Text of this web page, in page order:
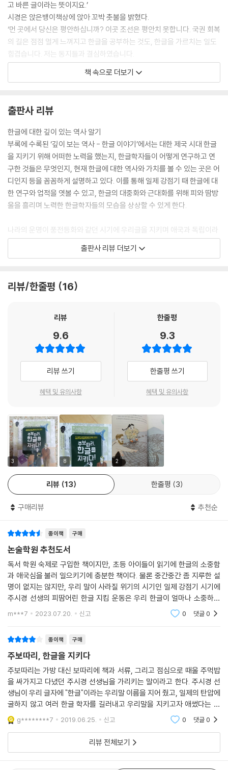
고 바른 글이라는 뜻이지요.’
시경은 앉은뱅이책상에 앉아 꼬박 촛불을 밝혔다.
‘먼 곳에서 당신은 평안하십니까? 이곳 조선은 평안치 못합니다. 국권 회복
의 길은 점점 멀게 느껴지고 한글을 공부하는 것도, 한글을 가르치는 일도
힘겹습니다. 저는 동지들과 결심하였습니다.
나라를 되찾는 그날까지 이 한 몸을 바치겠다고. 어린아이들과 아내가 눈
에 밟히지만, 사랑하는 이들에게 치욕스런 나라를 물려주고 싶지는 않습니
정이 저와 같았을까요? 저도 길을 떠나려 합니다. 독립의 그날이 오지 않으
면 우리글과 말을 지킬 수 없으니까요.’
--- 본문 중에서
책 속으로 더보기
출판사 리뷰
한글에 대한 깊이 있는 역사 알기
부록에 수록된 ‘깊이 보는 역사 - 한글 이야기’에서는 대한 제국 시대 한글
을 지키기 위해 어떠한 노력을 했는지, 한글학자들이 어떻게 연구하고 연
구한 것들은 무엇인지, 현재 한글에 대한 역사와 가치를 볼 수 있는 곳은 어
디인지 등을 꼼꼼하게 설명하고 있다. 이를 통해 일제 강점기 때 한글에 대
한 연구와 업적을 엿볼 수 있고, 한글의 대중화와 근대화를 위해 피와 땀방
울을 흘리며 노력한 한글학자들의 모습을 상상할 수 있게 한다.
나라의 운명이 풍전등화와 같던 시기에 우리글을 지키며 애국과 독립이라
는 주요한 가치를 널리 알리고자 애썼던 인물로 주시경 선생을 꼽을 수 있
다. 그는 글에 대한 앎이 말로써 드러나고, 말의 소통으로 나와 우리에 대한
이 빚어낸 멋진 성과를 아름답게 담아낸 『주보따리, 한글을 지키다!』를 읽
한글이 없었다면 우리는 지금 어떻게 살아가고 있을까요? 사실 한글은 우
리에게 너무나 익숙하고 자연스러운 공기처럼 다가옵니다. 하지만 오늘날
우리가 한글을 자유롭게 쓸 수 있었던 비결이 있습니다. 바로 주시경과 호
머 헐버트의 운명적 만남 덕분입니다. 세종 대왕이 만든 우리글에 ‘한글’이
다. 『주보따리, 한글을 지키다!』는 한글이 단순히 문자가 아니라 우리 겨레
의 독립과 미래를 밝히는 소중한 정신이 담겨 있음을 보여 줍니다. 100여
년 전 한글이 사람들에게 다가선 그 생생한 역사 속으로 떠나 볼까요.
- 전국초등사회교과모임
출판사 리뷰 더보기
리뷰/한줄평 16
리뷰
9.6
리뷰 쓰기
혜택 및 유의사항
한줄평
9.3
한줄평 쓰기
혜택 및 유의사항
3 8 2
리뷰 13 한줄평 3
구매리뷰 추천순
종이책 구매
논술학원 추천도서
독서 학원 숙제로 구입한 책이지만, 초등 아이들이 읽기에 한글의 소중함
과 애국심을 불러 일으키기에 충분한 책이다. 물론 중간중간 좀 지루한 설
명이 없지는 않지만, 우리 말이 사라질 위기의 시기인 일제 강점기 시기에
주시경 선생의 피땀어린 한글 지킴 운동은 우리 한글이 얼마나 소중하게
지켜져 왔는가를 새삼 느낄 수 있게 해준다. 또한 잘 알려지지 않은 한국인
m***7 2023.07.20. 신고 0 댓글0
종이책 구매
주보따리, 한글을 지키다
주보따리는 가방 대신 보따리에 책과 서류, 그리고 점심으로 때울 주먹밥
을 싸가지고 다녔던 주시경 선생님을 가리키는 말이라고 한다. 주시경 선
생님이 우리 글자에 "한글"이라는 우리말 이름을 지어 줬고, 일제의 탄압에
굴하지 않고 여러 한글 학자를 길러내고 우리말을 지키고자 애썼다는 걸
이 책을 통해서 더 잘 알게 되었다. 그리고 생소한 이름 "호머 헐버트" ... 한
글과 한국을
g********7 2019.06.25. 신고 0 댓글0
리뷰 전체보기